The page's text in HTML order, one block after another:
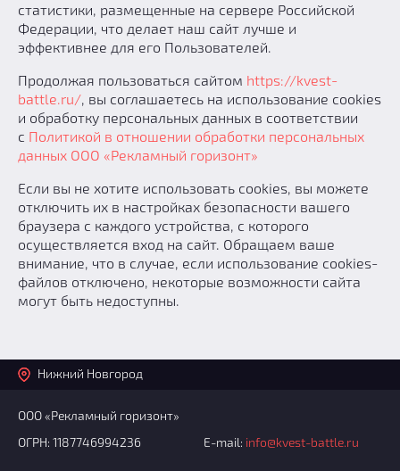
Как подсчитываются рейтинги
Призы
Добавить квест
Партнерам
статистики, размещенные на сервере Российской
Федерации, что делает наш сайт лучше и
эффективнее для его Пользователей.
Продолжая пользоваться сайтом https://kvest-
battle.ru/, вы соглашаетесь на использование cookies
и обработку персональных данных в соответствии
с Политикой в отношении обработки персональных
данных ООО «Рекламный горизонт»
Если вы не хотите использовать cookies, вы можете
отключить их в настройках безопасности вашего
браузера с каждого устройства, с которого
осуществляется вход на сайт. Обращаем ваше
внимание, что в случае, если использование cookies-
файлов отключено, некоторые возможности сайта
могут быть недоступны.
Нижний Новгород
ООО «Рекламный горизонт»
ОГРН: 1187746994236
E-mail: info@kvest-battle.ru